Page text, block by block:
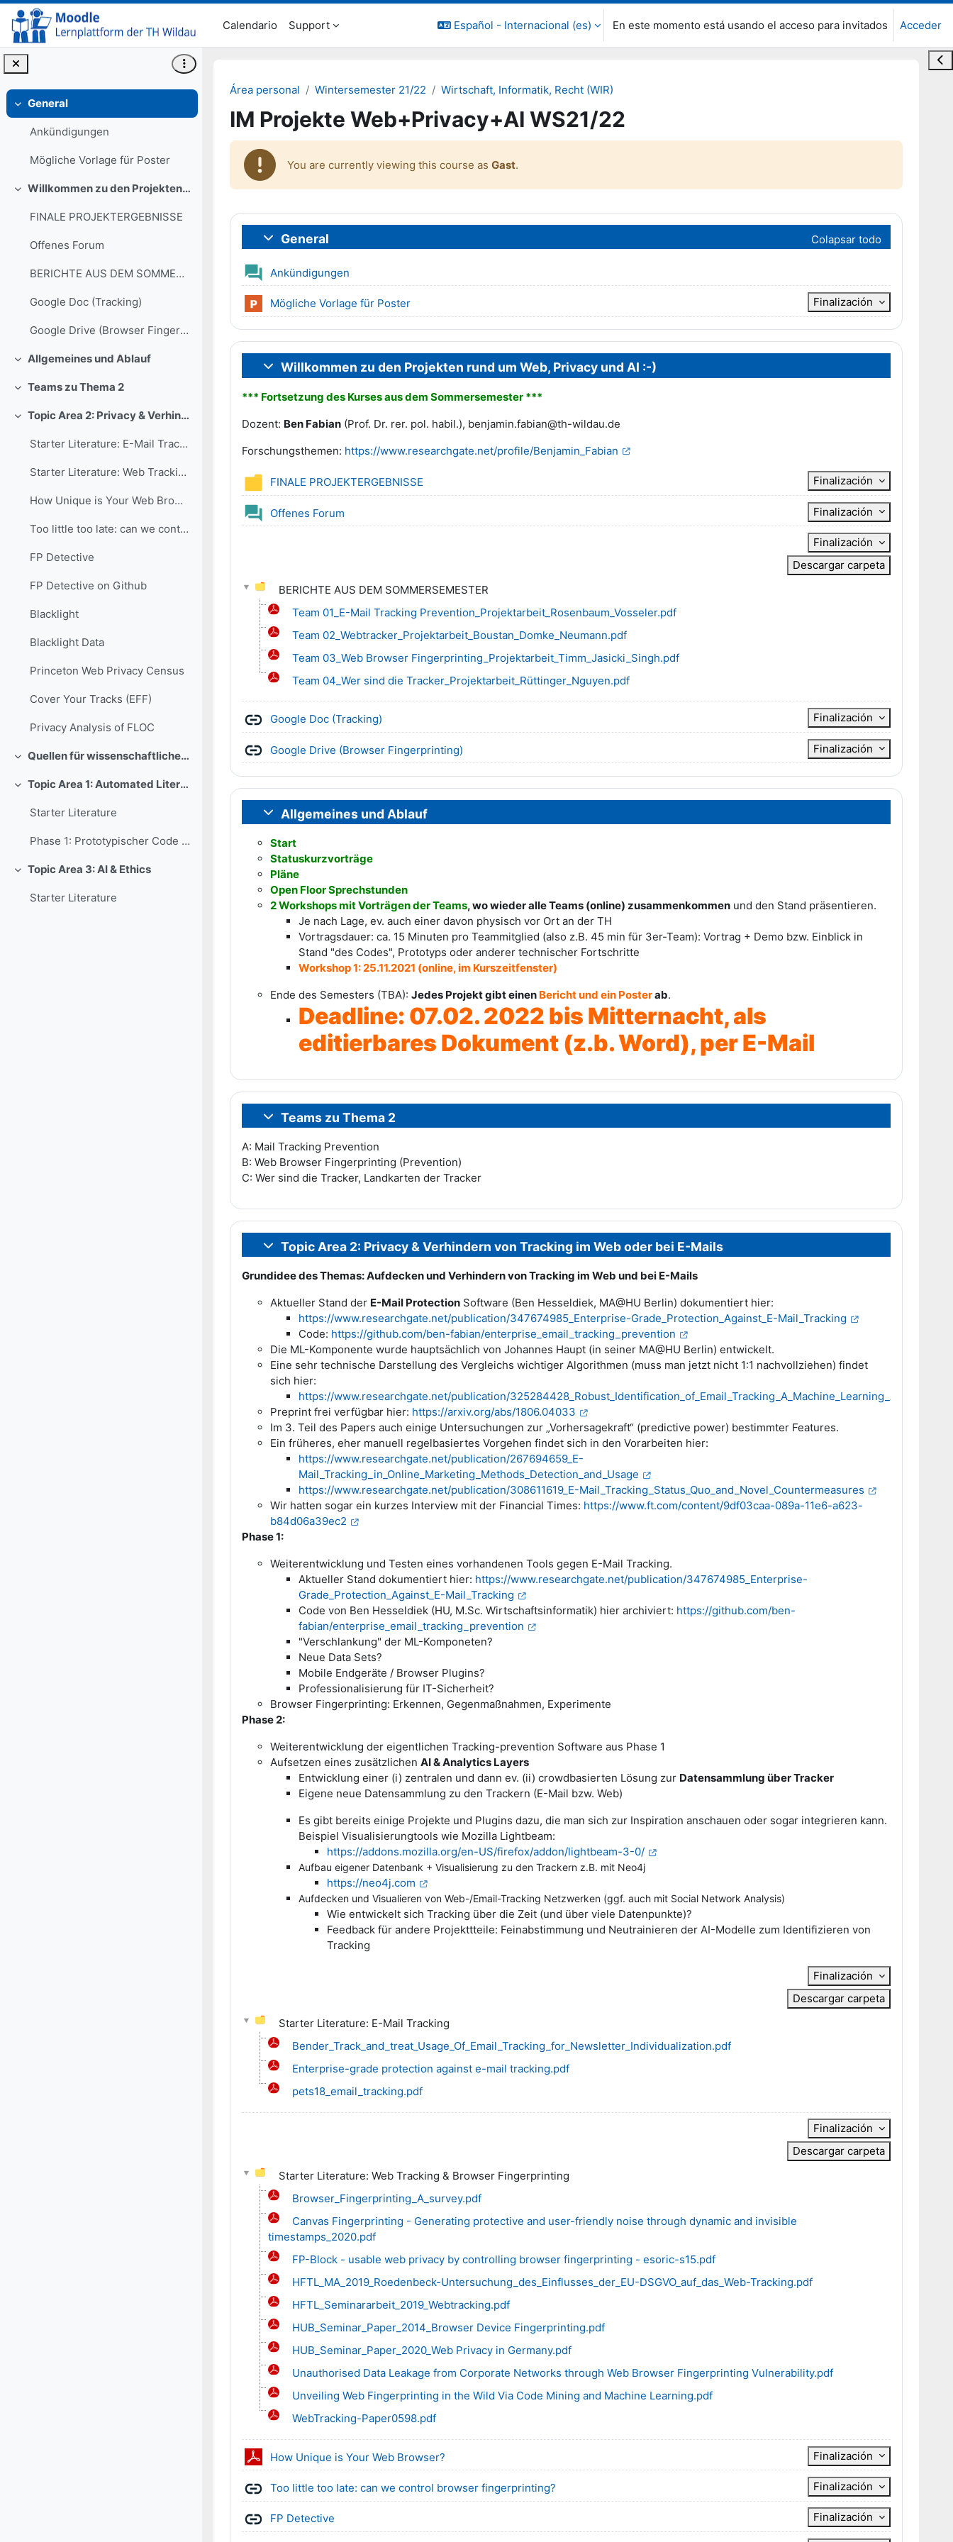
Salta al contenido principal
Calendario
Support Español - Internacional ‎(es)‎ En este momento está usando el acceso para invitados Acceder
Colapsar
General
Ankündigungen
Mögliche Vorlage für Poster
Colapsar Willkommen zu den Projekten rund um Web, Privacy und AI :-)
FINALE PROJEKTERGEBNISSE
Offenes Forum
BERICHTE AUS DEM SOMMERSEMESTER
Google Doc (Tracking)
Google Drive (Browser Fingerprinting)
Colapsar
Allgemeines und Ablauf
Colapsar
Teams zu Thema 2
Colapsar Topic Area 2: Privacy & Verhindern von Tracking im Web oder bei E-Mails
Starter Literature: E-Mail Tracking
Starter Literature: Web Tracking & Browser Fingerprinting
How Unique is Your Web Browser?
Too little too late: can we control browser fingerprinting?
FP Detective
FP Detective on Github
Blacklight
Blacklight Data
Princeton Web Privacy Census
Cover Your Tracks (EFF)
Privacy Analysis of FLOC
Colapsar Quellen für wissenschaftliche Literatur (alle Themen)
Colapsar Topic Area 1: Automated Literature Survey Using AI Technology
Starter Literature
Phase 1: Prototypischer Code & Beispiel (bitte nur zur generellen Inspiration ansehen)
Colapsar
Topic Area 3: AI & Ethics
Starter Literature
Área personal Wintersemester 21/22 Wirtschaft, Informatik, Recht (WIR)
IM Projekte Web+Privacy+AI WS21/22
You are currently viewing this course as Gast.
Perfilado de sección
Colapsar
General Colapsar todo
Ankündigungen
Mögliche Vorlage für Poster Finalización
Colapsar
Willkommen zu den Projekten rund um Web, Privacy und AI :-)
*** Fortsetzung des Kurses aus dem Sommersemester ***
Dozent: Ben Fabian (Prof. Dr. rer. pol. habil.), benjamin.fabian@th-wildau.de
Forschungsthemen: https://www.researchgate.net/profile/Benjamin_Fabian
FINALE PROJEKTERGEBNISSE Finalización
Offenes Forum Finalización
Finalización
Descargar carpeta
BERICHTE AUS DEM SOMMERSEMESTER
Team 01_E-Mail Tracking Prevention_Projektarbeit_Rosenbaum_Vosseler.pdf
Team 02_Webtracker_Projektarbeit_Boustan_Domke_Neumann.pdf
Team 03_Web Browser Fingerprinting_Projektarbeit_Timm_Jasicki_Singh.pdf
Team 04_Wer sind die Tracker_Projektarbeit_Rüttinger_Nguyen.pdf
Google Doc (Tracking) Finalización
Google Drive (Browser Fingerprinting) Finalización
Colapsar
Allgemeines und Ablauf
Start
Statuskurzvorträge
Pläne
Open Floor Sprechstunden
2 Workshops mit Vorträgen der Teams, wo wieder alle Teams (online) zusammenkommen und den Stand präsentieren.
Je nach Lage, ev. auch einer davon physisch vor Ort an der TH
Vortragsdauer: ca. 15 Minuten pro Teammitglied (also z.B. 45 min für 3er-Team): Vortrag + Demo bzw. Einblick in
Stand "des Codes", Prototyps oder anderer technischer Fortschritte
Workshop 1: 25.11.2021 (online, im Kurszeitfenster)
Ende des Semesters (TBA): Jedes Projekt gibt einen Bericht und ein Posterab.
Deadline: 07.02. 2022 bis Mitternacht, als
editierbares Dokument (z.b. Word), per E-Mail
Colapsar
Teams zu Thema 2
A: Mail Tracking Prevention
B: Web Browser Fingerprinting (Prevention)
C: Wer sind die Tracker, Landkarten der Tracker
Colapsar
Topic Area 2: Privacy & Verhindern von Tracking im Web oder bei E-Mails
Grundidee des Themas: Aufdecken und Verhindern von Tracking im Web und bei E-Mails
Aktueller Stand der E-Mail Protection Software (Ben Hesseldiek, MA@HU Berlin) dokumentiert hier:
https://www.researchgate.net/publication/347674985_Enterprise-Grade_Protection_Against_E-Mail_Tracking
Code: https://github.com/ben-fabian/enterprise_email_tracking_prevention
Die ML-Komponente wurde hauptsächlich von Johannes Haupt (in seiner MA@HU Berlin) entwickelt.
Eine sehr technische Darstellung des Vergleichs wichtiger Algorithmen (muss man jetzt nicht 1:1 nachvollziehen) findet
sich hier:
https://www.researchgate.net/publication/325284428_Robust_Identification_of_Email_Tracking_A_Machine_Learning_Approach
Preprint frei verfügbar hier: https://arxiv.org/abs/1806.04033
Im 3. Teil des Papers auch einige Untersuchungen zur „Vorhersagekraft“ (predictive power) bestimmter Features.
Ein früheres, eher manuell regelbasiertes Vorgehen findet sich in den Vorarbeiten hier:
https://www.researchgate.net/publication/267694659_E-
Mail_Tracking_in_Online_Marketing_Methods_Detection_and_Usage
https://www.researchgate.net/publication/308611619_E-Mail_Tracking_Status_Quo_and_Novel_Countermeasures
Wir hatten sogar ein kurzes Interview mit der Financial Times: https://www.ft.com/content/9df03caa-089a-11e6-a623-
b84d06a39ec2
Phase 1:
Weiterentwicklung und Testen eines vorhandenen Tools gegen E-Mail Tracking.
Aktueller Stand dokumentiert hier: https://www.researchgate.net/publication/347674985_Enterprise-
Grade_Protection_Against_E-Mail_Tracking
Code von Ben Hesseldiek (HU, M.Sc. Wirtschaftsinformatik) hier archiviert: https://github.com/ben-
fabian/enterprise_email_tracking_prevention
"Verschlankung" der ML-Komponeten?
Neue Data Sets?
Mobile Endgeräte / Browser Plugins?
Professionalisierung für IT-Sicherheit?
Browser Fingerprinting: Erkennen, Gegenmaßnahmen, Experimente
Phase 2:
Weiterentwicklung der eigentlichen Tracking-prevention Software aus Phase 1
Aufsetzen eines zusätzlichen AI & Analytics Layers
Entwicklung einer (i) zentralen und dann ev. (ii) crowdbasierten Lösung zur Datensammlung über Tracker
Eigene neue Datensammlung zu den Trackern (E-Mail bzw. Web)
Es gibt bereits einige Projekte und Plugins dazu, die man sich zur Inspiration anschauen oder sogar integrieren kann.
Beispiel Visualisierungtools wie Mozilla Lightbeam:
https://addons.mozilla.org/en-US/firefox/addon/lightbeam-3-0/
Aufbau eigener Datenbank + Visualisierung zu den Trackern z.B. mit Neo4j
https://neo4j.com
Aufdecken und Visualieren von Web-/Email-Tracking Netzwerken (ggf. auch mit Social Network Analysis)
Wie entwickelt sich Tracking über die Zeit (und über viele Datenpunkte)?
Feedback für andere Projekttteile: Feinabstimmung und Neutrainieren der AI-Modelle zum Identifizieren von
Tracking
Finalización
Descargar carpeta
Starter Literature: E-Mail Tracking
Bender_Track_and_treat_Usage_Of_Email_Tracking_for_Newsletter_Individualization.pdf
Enterprise-grade protection against e-mail tracking.pdf
pets18_email_tracking.pdf
Finalización
Descargar carpeta
Starter Literature: Web Tracking & Browser Fingerprinting
Browser_Fingerprinting_A_survey.pdf
Canvas Fingerprinting - Generating protective and user-friendly noise through dynamic and invisible
timestamps_2020.pdf
FP-Block - usable web privacy by controlling browser fingerprinting - esoric-s15.pdf
HFTL_MA_2019_Roedenbeck-Untersuchung_des_Einflusses_der_EU-DSGVO_auf_das_Web-Tracking.pdf
HFTL_Seminararbeit_2019_Webtracking.pdf
HUB_Seminar_Paper_2014_Browser Device Fingerprinting.pdf
HUB_Seminar_Paper_2020_Web Privacy in Germany.pdf
Unauthorised Data Leakage from Corporate Networks through Web Browser Fingerprinting Vulnerability.pdf
Unveiling Web Fingerprinting in the Wild Via Code Mining and Machine Learning.pdf
WebTracking-Paper0598.pdf
How Unique is Your Web Browser? Finalización
Too little too late: can we control browser fingerprinting? Finalización
FP Detective Finalización